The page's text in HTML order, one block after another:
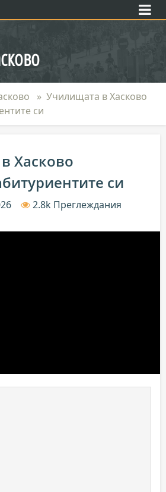
Училищата в Хасково
си
Хасково
си
2.8k Преглеждания